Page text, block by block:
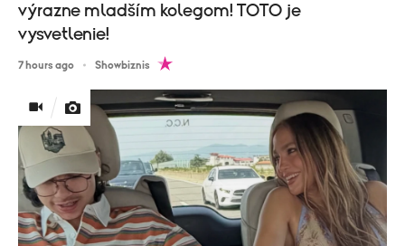
výrazne mladším kolegom! TOTO je
vysvetlenie!
7 hours ago Showbiznis